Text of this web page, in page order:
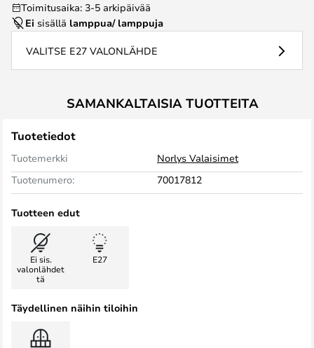
Toimitusaika: 3-5 arkipäivää
Ei sisällä lamppua/ lamppuja
VALITSE E27 VALONLÄHDE
SAMANKALTAISIA TUOTTEITA
Tuotetiedot
Tuotemerkki
Norlys Valaisimet
Tuotenumero:
70017812
Tuotteen edut
Ei sis.
valonlähdet
tä
E27
Täydellinen näihin tiloihin